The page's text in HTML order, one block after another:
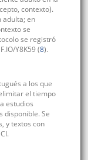
contexto).
adulta; en
se
se registró
Y8K59 (8).
a los que
el tiempo
estudios
disponible. Se
y textos con